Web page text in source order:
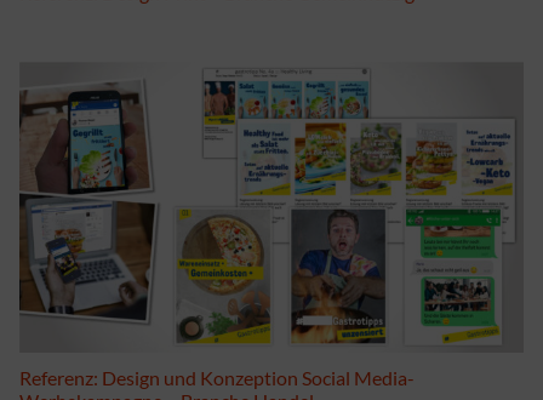
Referenz: Design und Konzeption Social Media-